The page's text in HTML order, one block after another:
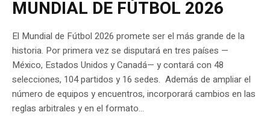
MUNDIAL DE FÚTBOL 2026
El Mundial de Fútbol 2026 promete ser el más grande de la
historia. Por primera vez se disputará en tres países —
México, Estados Unidos y Canadá— y contará con 48
selecciones, 104 partidos y 16 sedes. Además de ampliar el
número de equipos y encuentros, incorporará cambios en las
reglas arbitrales y en el formato...